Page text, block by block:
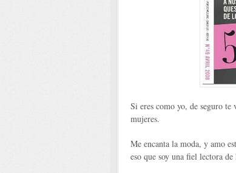
Si eres como yo, de seguro te
mujeres.
Me encanta la moda, y amo
eso que soy una fiel lectora de